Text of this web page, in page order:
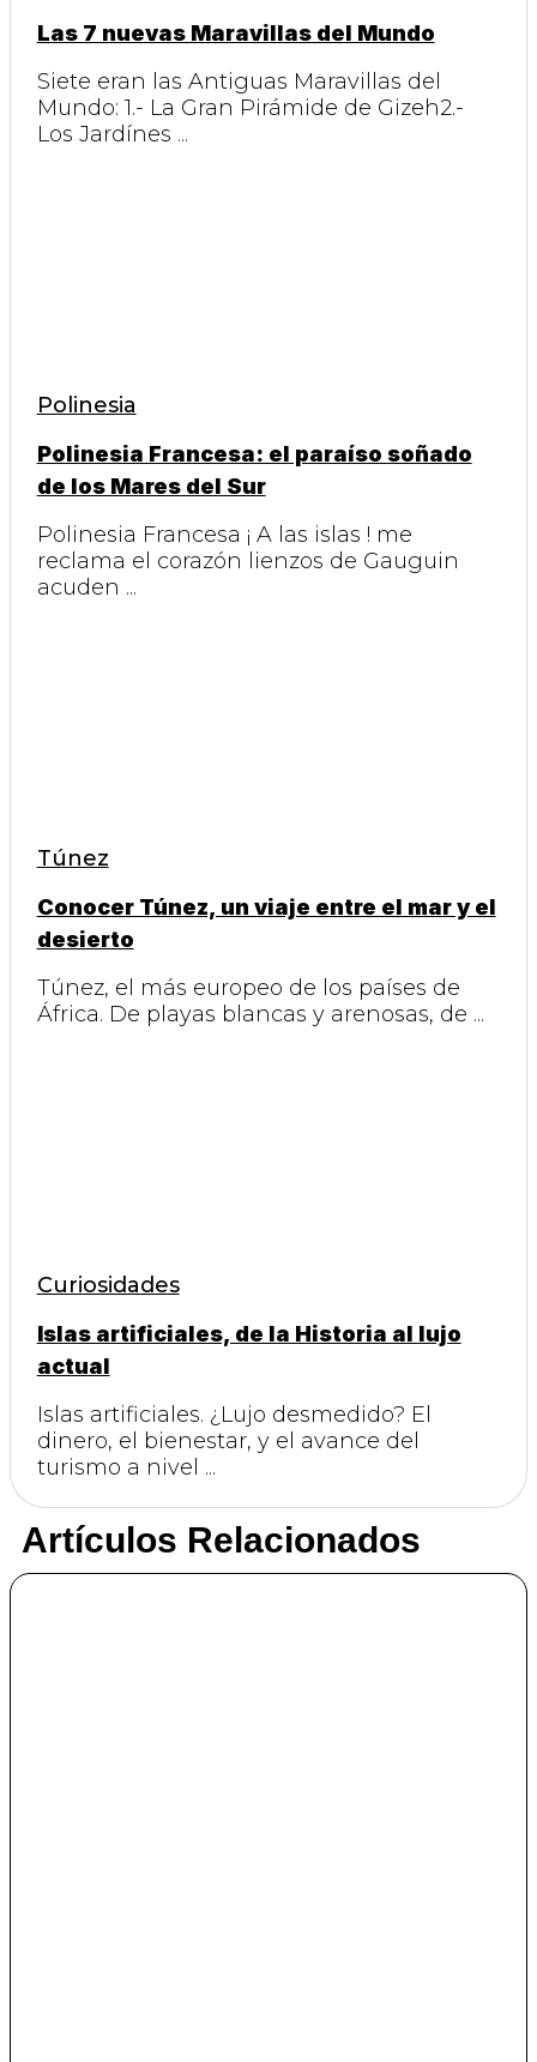
Las 7 nuevas Maravillas del Mundo
Siete eran las Antiguas Maravillas del
Mundo: 1.- La Gran Pirámide de Gizeh2.-
Los Jardínes ...
Polinesia
Polinesia Francesa: el paraíso soñado
de los Mares del Sur
Polinesia Francesa ¡ A las islas ! me
reclama el corazón lienzos de Gauguin
acuden ...
Túnez
Conocer Túnez, un viaje entre el mar y el
desierto
Túnez, el más europeo de los países de
África. De playas blancas y arenosas, de ...
Curiosidades
Islas artificiales, de la Historia al lujo
actual
Islas artificiales. ¿Lujo desmedido? El
dinero, el bienestar, y el avance del
turismo a nivel ...
Artículos Relacionados